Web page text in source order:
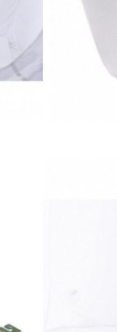
(cutie-type) 20pcs